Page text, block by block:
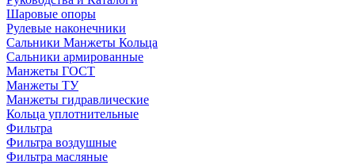
Шаровые опоры
Рулевые наконечники
Сальники Манжеты Кольца
Сальники армированные
Манжеты ГОСТ
Манжеты ТУ
Манжеты гидравлические
Кольца уплотнительные
Фильтра
Фильтра воздушные
Фильтра масляные